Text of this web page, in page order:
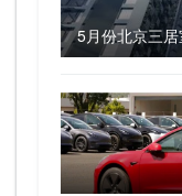
5月份北京三